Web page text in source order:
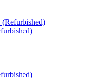
(Refurbished)